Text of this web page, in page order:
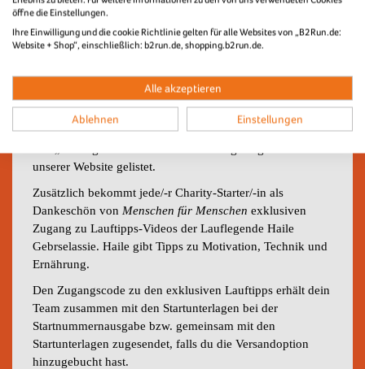
Exklusiv für Charity Starter
für Menschen bei der Wasserversorgung der Menschen in
Boreda, Äthiopien.
Zum Dank wird Euer Firmenlogo bei deinem B2Run auf
unserer Website gelistet.
Zusätzlich bekommt jede/-r Charity-Starter/-in als
Dankeschön von Menschen für Menschen exklusiven
Zugang zu Lauftipps-Videos der Lauflegende Haile
Gebrselassie. Haile gibt Tipps zu Motivation, Technik und
Ernährung.
Den Zugangscode zu den exklusiven Lauftipps erhält dein
Team zusammen mit den Startunterlagen bei der
Startnummernausgabe bzw. gemeinsam mit den
Startunterlagen zugesendet, falls du die Versandoption
hinzugebucht hast.
öffne die Einstellungen.
Ihre Einwilligung und die cookie Richtlinie gelten für alle Websites von „B2Run.de:
Website + Shop“, einschließlich: b2run.de, shopping.b2run.de.
Alle akzeptieren
Ablehnen Einstellungen